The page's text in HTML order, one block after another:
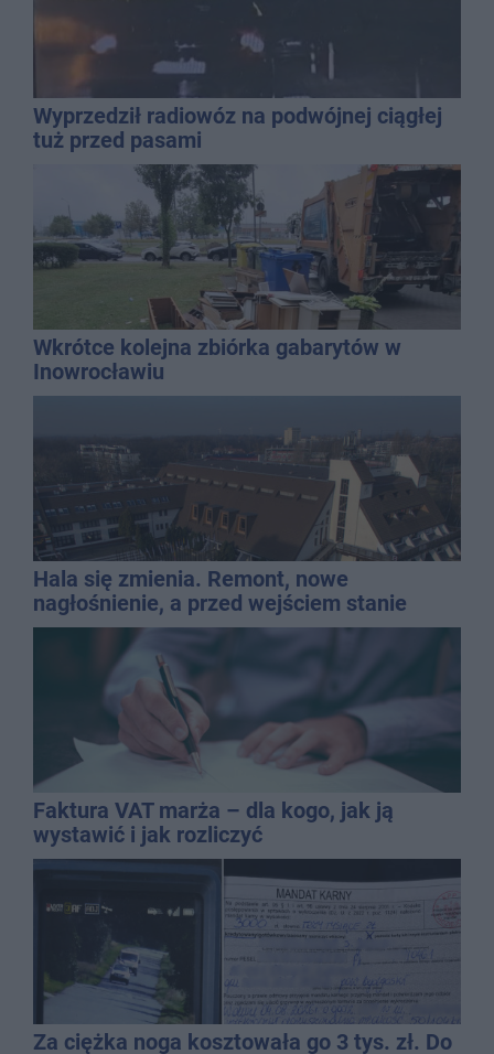
Wyprzedził radiowóz na podwójnej ciągłej
tuż przed pasami
Wkrótce kolejna zbiórka gabarytów w
Inowrocławiu
Hala się zmienia. Remont, nowe
nagłośnienie, a przed wejściem stanie
QEMETICA ARENA
Faktura VAT marża – dla kogo, jak ją
wystawić i jak rozliczyć
Za ciężka noga kosztowała go 3 tys. zł. Do